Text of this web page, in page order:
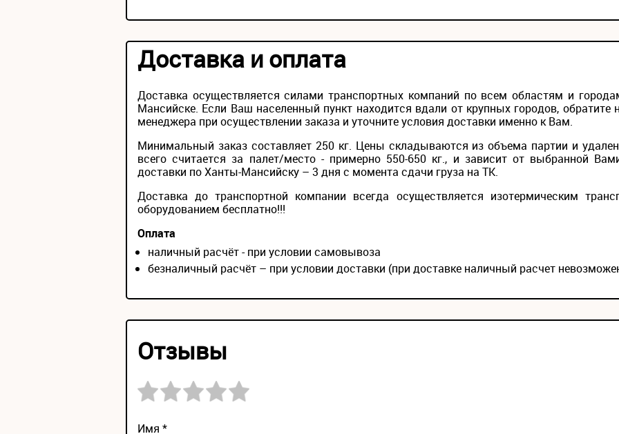
Доставка и оплата
Доставка осуществляется силами транспортных компаний по всем областям и
Мансийске. Если Ваш населенный пункт находится вдали от крупных городов, обратите
менеджера при осуществлении заказа и уточните условия доставки именно к Вам.
Минимальный заказ составляет 250 кг. Цены складываются из объема партии и
всего считается за палет/место - примерно 550-650 кг., и зависит от выбранной
доставки по Ханты-Мансийску – 3 дня с момента сдачи груза на ТК.
Доставка до транспортной компании всегда осуществляется изотермическим
оборудованием бесплатно!!!
Оплата
наличный расчёт - при условии самовывоза
безналичный расчёт – при условии доставки (при доставке наличный расчет
Отзывы
Имя *